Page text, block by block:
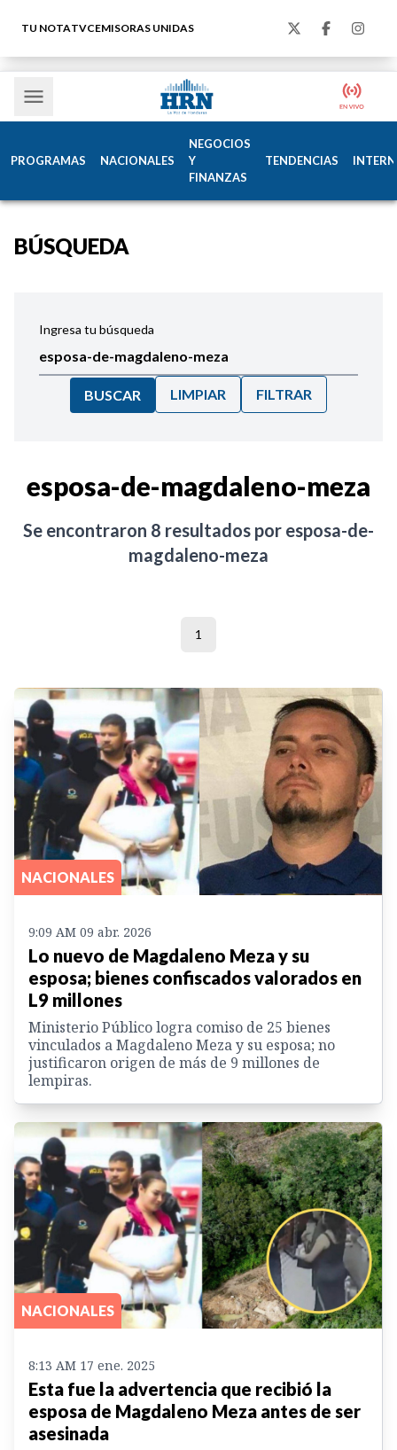
TU NOTATVCEMISORAS UNIDAS
PROGRAMAS NACIONALES
NEGOCIOS
Y
FINANZAS
TENDENCIAS
BÚSQUEDA
Ingresa tu búsqueda
BUSCAR LIMPIAR FILTRAR
esposa-de-magdaleno-meza
Se encontraron 8 resultados por esposa-de-
magdaleno-meza
1
NACIONALES
9:09 AM 09 abr. 2026
Lo nuevo de Magdaleno Meza y su
esposa; bienes confiscados valorados en
L9 millones
Ministerio Público logra comiso de 25 bienes
vinculados a Magdaleno Meza y su esposa; no
justificaron origen de más de 9 millones de
lempiras.
NACIONALES
8:13 AM 17 ene. 2025
Esta fue la advertencia que recibió la
esposa de Magdaleno Meza antes de ser
asesinada